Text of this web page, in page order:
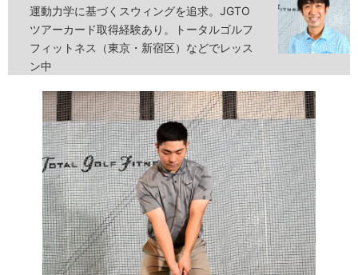
運動力学に基づくスウィングを追求。JGTO
ツアーカード取得経験あり。トータルゴルフ
フィットネス（東京・新宿区）などでレッス
ン中